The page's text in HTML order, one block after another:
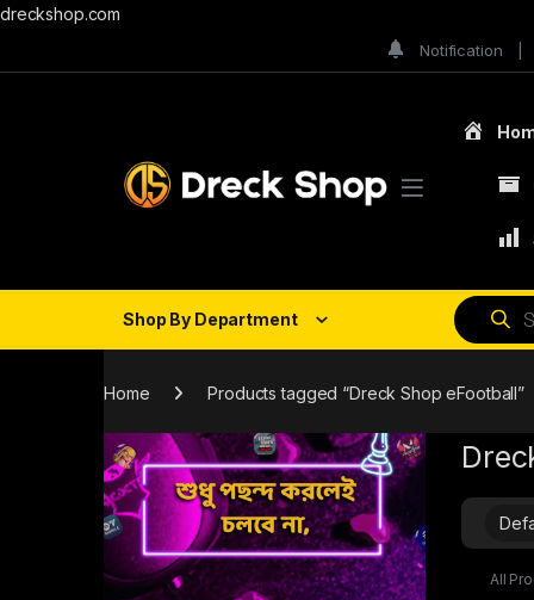
dreckshop.com
Notification
Shop By Department
Home Products tagged “Dreck Shop eFootball”
All